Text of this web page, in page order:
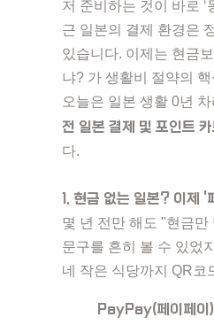
저 준비하는 것이 바로 ‘
근 일본의 결제 환경은
있습니다. 이제는 현금
냐? 가 생활비 절약의
오늘은 일본 생활 0년
전 일본 결제 및 포인트
다.
1. 현금 없는 일본? 이제
몇 년 전만 해도 "현금
문구를 흔히 볼 수 있었
네 작은 식당까지 QR코
PayPay(페이페이